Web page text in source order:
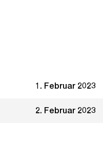
1. Februar 2023
2. Februar 2023